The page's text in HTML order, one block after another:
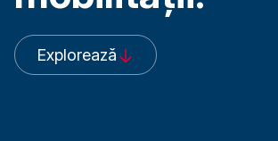
Explorează